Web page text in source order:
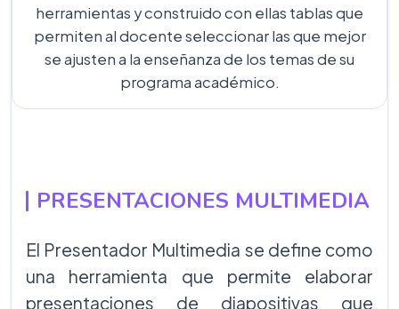
herramientas y construido con ellas tablas que
permiten al docente seleccionar las que mejor
se ajusten a la enseñanza de los temas de su
programa académico.
PRESENTACIONES MULTIMEDIA
El Presentador Multimedia se define como
una herramienta que permite elaborar
presentaciones de diapositivas que